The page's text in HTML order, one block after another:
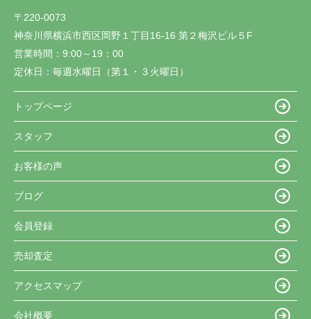
〒220-0073
神奈川県横浜市西区岡野１丁目16-16 第２梅沢ビル５F
営業時間： 9:00～19：00
定休日： 毎週水曜日（第１・３火曜日）
トップページ
スタッフ
お客様の声
ブログ
会員登録
売却査定
アクセスマップ
会社概要